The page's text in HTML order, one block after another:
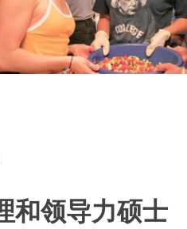
和领导力硕士